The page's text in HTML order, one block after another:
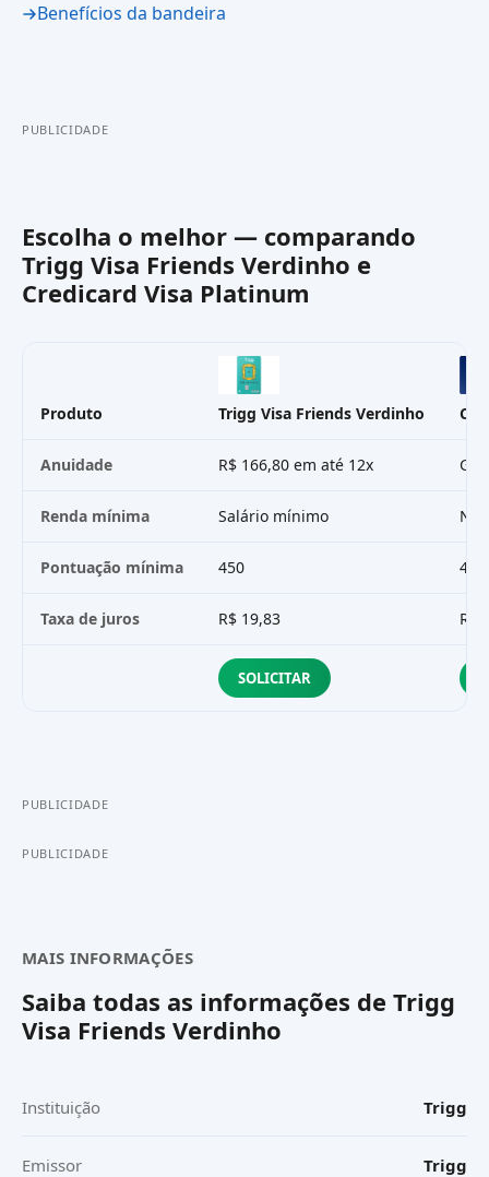
Benefícios da bandeira
PUBLICIDADE
Escolha o melhor — comparando
Trigg Visa Friends Verdinho e
Credicard Visa Platinum
Produto Trigg Visa Friends Verdinho
Anuidade R$ 166,80 em até 12x
Renda mínima Salário mínimo
Pontuação mínima 450 451
Taxa de juros R$ 19,83 R$
SOLICITAR
PUBLICIDADE
PUBLICIDADE
MAIS INFORMAÇÕES
Saiba todas as informações de Trigg
Visa Friends Verdinho
Instituição Trigg
Emissor Trigg